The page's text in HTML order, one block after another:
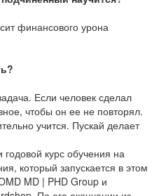
финансового урона
Если человек сделал
чтобы он ее не повторял.
учится. Пускай делает
годовой курс обучения на
который запускается в этом
MD | PHD Group и